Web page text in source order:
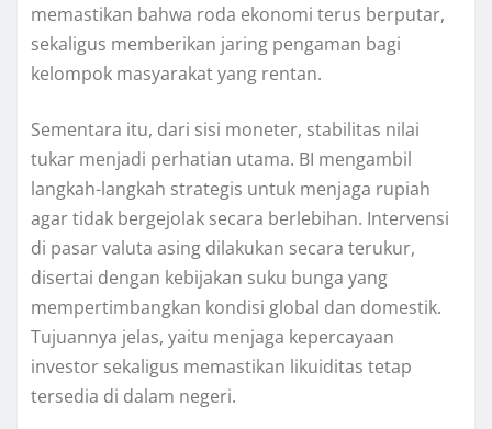
memastikan bahwa roda ekonomi terus berputar,
sekaligus memberikan jaring pengaman bagi
kelompok masyarakat yang rentan.
Sementara itu, dari sisi moneter, stabilitas nilai
tukar menjadi perhatian utama. BI mengambil
langkah-langkah strategis untuk menjaga rupiah
agar tidak bergejolak secara berlebihan. Intervensi
di pasar valuta asing dilakukan secara terukur,
disertai dengan kebijakan suku bunga yang
mempertimbangkan kondisi global dan domestik.
Tujuannya jelas, yaitu menjaga kepercayaan
investor sekaligus memastikan likuiditas tetap
tersedia di dalam negeri.